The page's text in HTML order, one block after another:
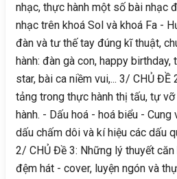
nhạc, thực hành một số bài nhạc
nhạc trên khoá Sol và khoá Fa -
đàn và tư thế tay đúng kĩ thuật,
hành: đàn gà con, happy
star, bài ca niềm vui,... 3/ CHỦ ĐỀ
tảng trong thực hành thị tấu, tự
hành. - Dấu hoá - hoá biểu -
dấu chấm dôi và kí hiệu các dấu
2/ CHỦ Đề 3: Những lý thuyết
đệm hát - cover, luyện ngón và